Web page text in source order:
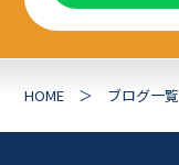
HOME ブログ一覧